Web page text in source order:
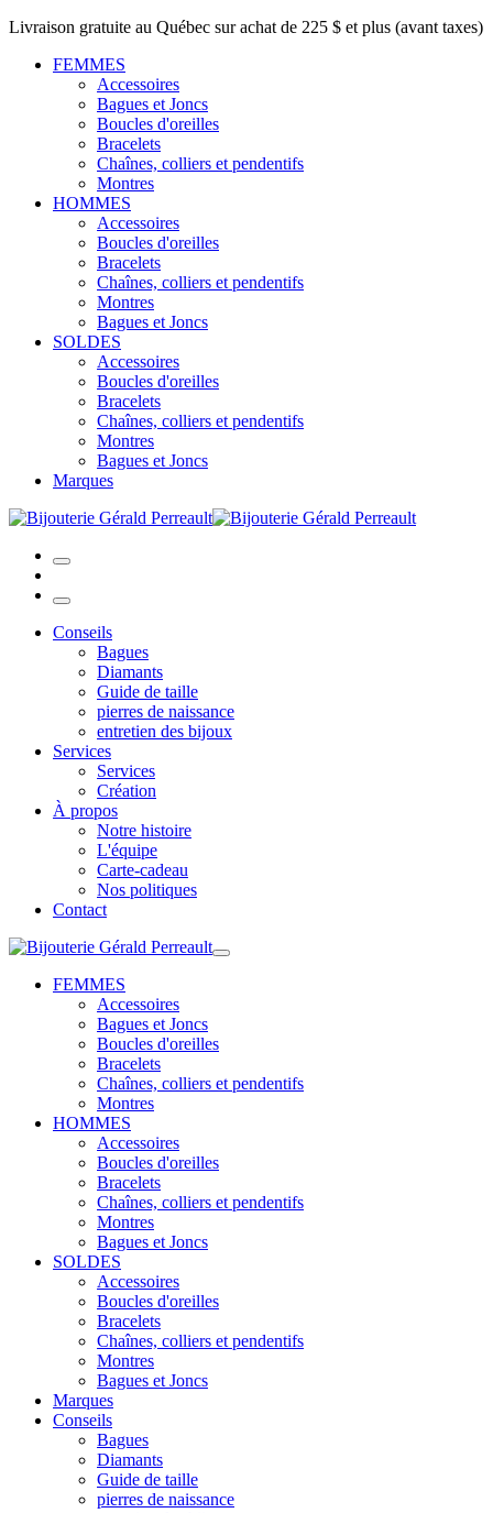
Livraison gratuite au Québec sur achat de 225 $ et plus (avant taxes)
FEMMES
Accessoires
Bagues et Joncs
Boucles d'oreilles
Bracelets
Chaînes, colliers et pendentifs
Montres
HOMMES
Accessoires
Boucles d'oreilles
Bracelets
Chaînes, colliers et pendentifs
Montres
Bagues et Joncs
SOLDES
Accessoires
Boucles d'oreilles
Bracelets
Chaînes, colliers et pendentifs
Montres
Bagues et Joncs
Marques
Conseils
Bagues
Diamants
Guide de taille
pierres de naissance
entretien des bijoux
Services
Services
Création
À propos
Notre histoire
L'équipe
Carte-cadeau
Nos politiques
Contact
FEMMES
Accessoires
Bagues et Joncs
Boucles d'oreilles
Bracelets
Chaînes, colliers et pendentifs
Montres
HOMMES
Accessoires
Boucles d'oreilles
Bracelets
Chaînes, colliers et pendentifs
Montres
Bagues et Joncs
SOLDES
Accessoires
Boucles d'oreilles
Bracelets
Chaînes, colliers et pendentifs
Montres
Bagues et Joncs
Marques
Conseils
Bagues
Diamants
Guide de taille
pierres de naissance